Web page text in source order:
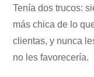
Tenía dos trucos:
más chica de lo
clientas, y nunca
no les favorecería.